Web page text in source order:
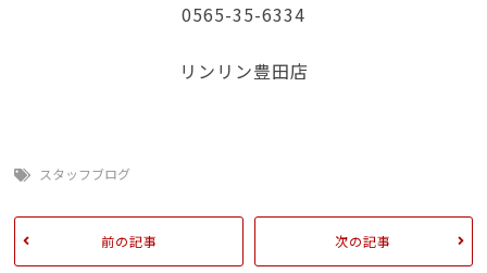
0565-35-6334
リンリン豊田店
スタッフブログ
前の記事 次の記事